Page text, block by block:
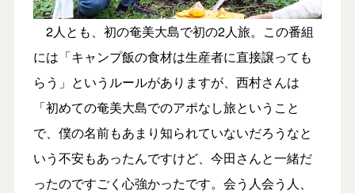
2人とも、初の奄美大島で初の2人旅。この番組
には「キャンプ飯の食材は生産者に直接譲っても
らう」というルールがありますが、西村さんは
「初めての奄美大島でのアポなし旅ということ
で、僕の名前もあまり知られていないだろうなと
いう不安もあったんですけど、今田さんと一緒だ
ったのですごく心強かったです。会う人会う人、